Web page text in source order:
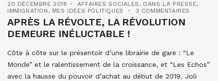
20 DÉCEMBRE 2018 AFFAIRES SOCIALES , DANS LA PRESSE,
IMMIGRATION , MES IDÉES POLITIQUES 3 COMMENTAIRES
APRÈS LA RÉVOLTE, LA RÉVOLUTION
DEMEURE INÉLUCTABLE !
Côte à côte sur le présentoir d’une librairie de gare : “Le
Monde” et le ralentissement de la croissance, et “Les Echos”
avec la hausse du pouvoir d’achat au début de 2019. Joli